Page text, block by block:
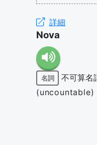
詳細
Nova
名詞
不可算名
(uncountable)